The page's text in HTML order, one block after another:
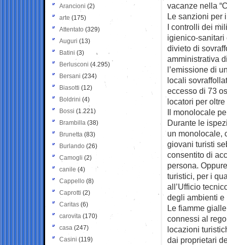
vacanze nella
Le sanzioni per
I controlli dei
igienico-sanitari
divieto di
amministrativa
l’emissione di
locali
eccesso di 73
locatori per
Il monolocale
Durante le
un monolocale,
giovani turisti
consentito di
persona.
turistici, per i
all’Ufficio
degli ambienti
Le fiamme
connessi al
locazioni
dai proprietari
Arancioni (2)
arte (175)
Attentato (329)
Auguri (13)
Batini (3)
Berlusconi (4.295)
Bersani (234)
Biasotti (12)
Boldrini (4)
Bossi (1.221)
Brambilla (38)
Brunetta (83)
Burlando (26)
Camogli (2)
canile (4)
Cappello (8)
Caprotti (2)
Caritas (6)
carovita (170)
casa (247)
Casini (119)